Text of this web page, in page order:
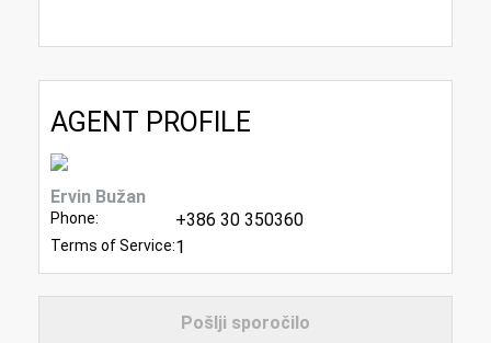
AGENT PROFILE
Ervin Bužan
Phone: +386 30 350360
Terms of Service:1
Pošlji sporočilo